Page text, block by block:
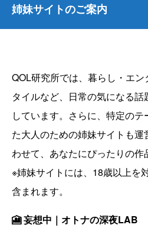
姉妹サイトのご案内
QOL研究所では、暮らし・エ
タイルなど、日常の気になる
しています。さらに、特定の
た大人のための姉妹サイトも
わせて、あなたにぴったりの作
※姉妹サイトには、18歳以上を
含まれます。
🎦 妄想中｜オトナの深夜LAB